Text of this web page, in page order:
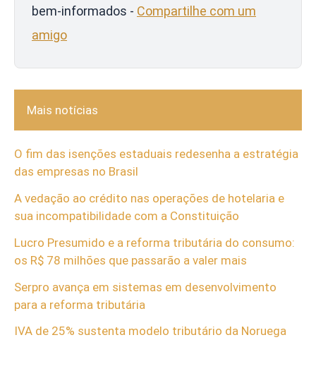
bem-informados - Compartilhe com um
amigo
Mais notícias
O fim das isenções estaduais redesenha a estratégia
das empresas no Brasil
A vedação ao crédito nas operações de hotelaria e
sua incompatibilidade com a Constituição
Lucro Presumido e a reforma tributária do consumo:
os R$ 78 milhões que passarão a valer mais
Serpro avança em sistemas em desenvolvimento
para a reforma tributária
IVA de 25% sustenta modelo tributário da Noruega